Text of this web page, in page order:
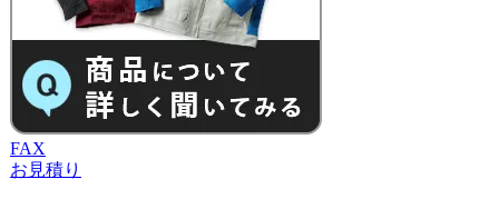
FAX
お見積り